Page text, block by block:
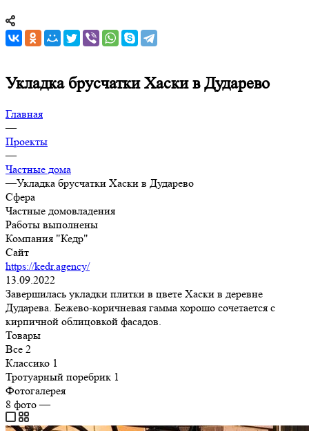
Укладка брусчатки Хаски в Дударево
Главная
—
Проекты
—
Частные дома
—Укладка брусчатки Хаски в Дударево
Сфера
Частные домовладения
Работы выполнены
Компания "Кедр"
Сайт
https://kedr.agency/
13.09.2022
Завершилась укладки плитки в цвете Хаски в деревне
Дударева. Бежево-коричневая гамма хорошо сочетается с
кирпичной облицовкой фасадов.
Товары
Все 2
Классико 1
Тротуарный поребрик 1
Фотогалерея
8 фото—